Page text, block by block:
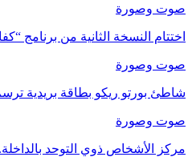
صوت وصورة
اختتام النسخة الثانية من برنامج
صوت وصورة
شاطئ بورتو ريكو بطاقة بريدية
صوت وصورة
مركز الأشخاص ذوي التوحد بالداخلة.